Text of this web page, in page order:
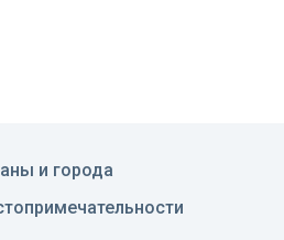
и города